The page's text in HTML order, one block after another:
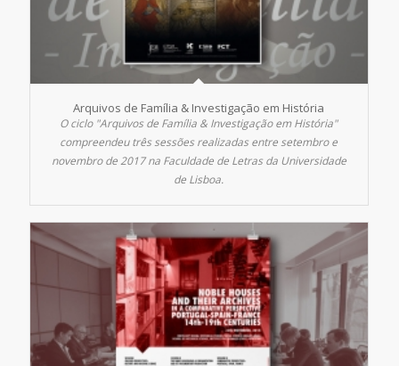
Arquivos de Família & Investigação em História
O ciclo "Arquivos de Família & Investigação em História"
compreendeu três sessões realizadas entre setembro e
novembro de 2017 na Faculdade de Letras da Universidade
de Lisboa.